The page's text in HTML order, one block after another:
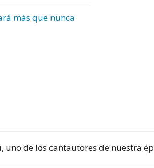
más que nunca
uno de los cantautores de nuestra